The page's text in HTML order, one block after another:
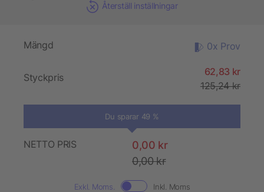
Återställ inställningar
Mängd 0x Prov
Styckpris
62,83 kr
125,24 kr
Du sparar 49 %
NETTO PRIS
0,00 kr
0,00 kr
Exkl. Moms. Inkl. Moms